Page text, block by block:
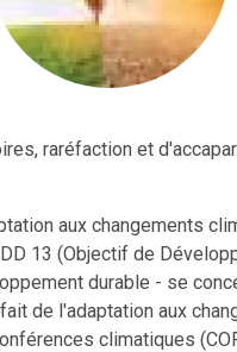
raréfaction et
aux changements
13 (Objectif de
durable - se
de l'adaptation aux
climatiques